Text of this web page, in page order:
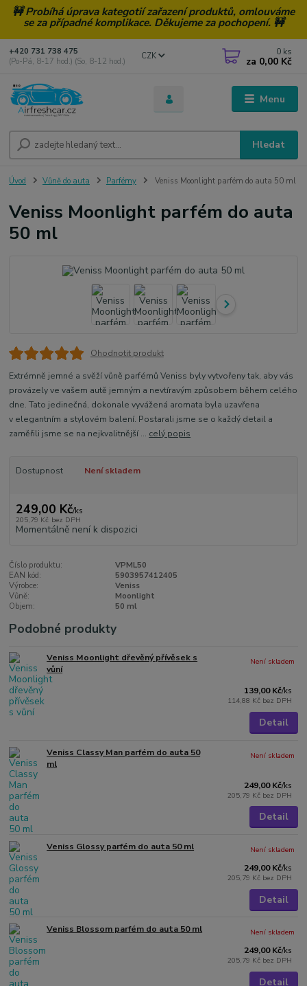
🚧 Probíhá úprava kategotií zařazení produktů, omlouváme
se za případné komplikace. Děkujeme za pochopení. 🚧
Menu
CZK
Hledat
+420 731 738 475
(Po-Pá, 8-17 hod.) (So, 8-12 hod.)
0 ks
za 0,00 Kč
Úvod Vůně do auta Parfémy Veniss Moonlight parfém do auta 50 ml
Veniss Moonlight parfém do auta
50 ml
Ohodnotit produkt
Extrémně jemné a svěží vůně parfémů Veniss byly vytvořeny tak, aby vás
provázely ve vašem autě jemným a nevtíravým způsobem během celého
dne. Tato jedinečná, dokonale vyvážená aromata byla uzavřena
v elegantním a stylovém balení. Postarali jsme se o každý detail a
zaměřili jsme se na nejkvalitnější ... celý popis
Dostupnost Není skladem
249,00 Kč/ks
205,79 Kč bez DPH
Momentálně není k dispozici
Číslo produktu:
VPML50
EAN kód:
5903957412405
Výrobce:
Veniss
Vůně:
Moonlight
Objem:
50 ml
Podobné produkty
Veniss Moonlight dřevěný přívěsek s
vůní
139,00 Kč/ks
114,88 Kč bez DPH
Není skladem
Detail
Veniss Classy Man parfém do auta 50
ml
249,00 Kč/ks
205,79 Kč bez DPH
Není skladem
Detail
Veniss Glossy parfém do auta 50 ml
249,00 Kč/ks
205,79 Kč bez DPH
Není skladem
Detail
Veniss Blossom parfém do auta 50 ml
249,00 Kč/ks
205,79 Kč bez DPH
Není skladem
Detail